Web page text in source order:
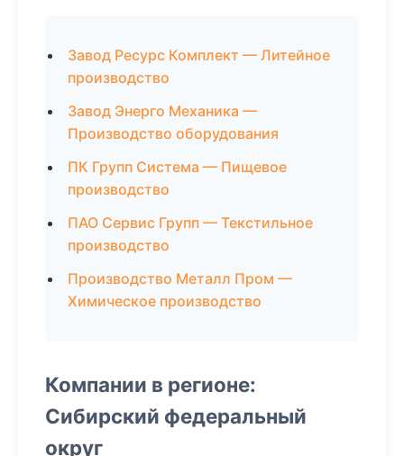
Завод Ресурс Комплект — Литейное
производство
Завод Энерго Механика —
Производство оборудования
ПК Групп Система — Пищевое
производство
ПАО Сервис Групп — Текстильное
производство
Производство Металл Пром —
Химическое производство
Компании в регионе:
Сибирский федеральный
округ